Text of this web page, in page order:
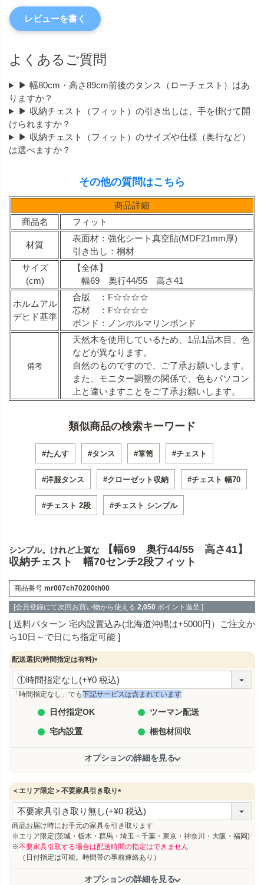
レビューを書く
よくあるご質問
▶ 幅80cm・高さ89cm前後のタンス（ローチェスト）はあ
りますか？
▶ 収納チェスト（フィット）の引き出しは、手を掛けて開
けられますか？
▶ 収納チェスト（フィット）のサイズや仕様（奥行など）
は選べますか？
その他の質問はこちら
商品詳細
商品名
フィット
材質
表面材：強化シート真空貼(MDF21mm厚)
引き出し：桐材
サイズ
(cm)
【全体】
幅69 奥行44/55 高さ41
ホルムアル
デヒド基準
合版 ：F☆☆☆☆
芯材 ：F☆☆☆☆
ボンド：ノンホルマリンボンド
備考
天然木を使用しているため、1品1品木目、色
などが異なります。
自然のものですので、ご了承お願いします。
また、モニター調整の関係で、色もパソコン
上と違いますことをご了承お願いします。
類似商品の検索キーワード
#たんす #タンス #箪笥 #チェスト
#洋服タンス #クローゼット収納 #チェスト 幅70
#チェスト 2段 #チェスト シンプル
シンプル。けれど上質な
【幅69 奥行44/55 高さ41】
収納チェスト 幅70センチ2段フィット
商品番号 mr007ch70200th00
[会員登録にて次回お買い物から使える 2,050 ポイント進呈 ]
送料パターン 宅内設置込み(北海道沖縄は+5000円）ご注文か
ら10日～で日にち指定可能
配送選択(時間指定は有料)
(
必
須
「時間指定なし」でも下記サービスは含まれています
日付指定OK ツーマン配送
宅内設置 梱包材回収
オプションの詳細を見る
＜エリア限定＞不要家具引き取り
(
必
須
商品お届け時にお手元の家具を引き取ります
※エリア限定(茨城・栃木・群馬・埼玉・千葉・東京・神奈川・大阪・福岡)
※不要家具引取する場合は配送時間の指定はできません
（日付指定は可能。時間帯の事前連絡あり）
オプションの詳細を見る